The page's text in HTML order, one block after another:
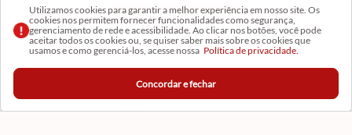
Utilizamos cookies para garantir a melhor experiência em nosso site. Os
cookies nos permitem fornecer funcionalidades como segurança,
gerenciamento de rede e acessibilidade. Ao clicar nos botões, você pode
aceitar todos os cookies ou, se quiser saber mais sobre os cookies que
usamos e como gerenciá-los, acesse nossa Política de privacidade.
Concordar e fechar
Cadastre-se em Nossa Newsletter
Receba as novidades